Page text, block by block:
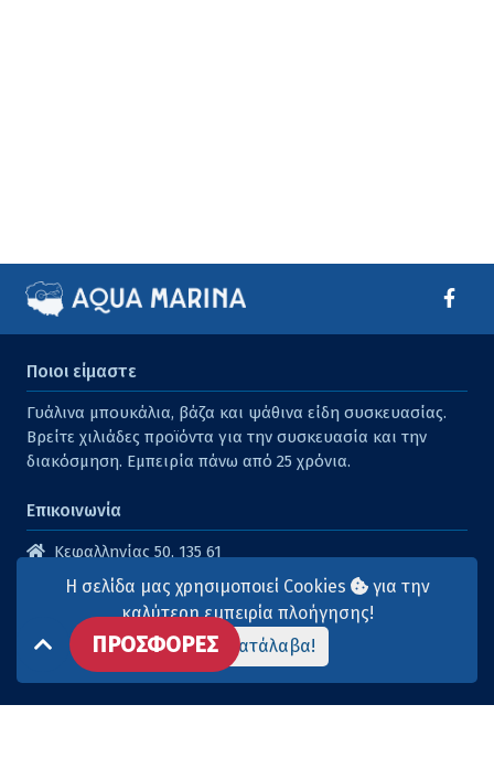
Ποιοι είμαστε
Γυάλινα μπουκάλια, βάζα και ψάθινα είδη συσκευασίας.
Βρείτε χιλιάδες προϊόντα για την συσκευασία και την
διακόσμηση. Εμπειρία πάνω από 25 χρόνια.
Επικοινωνία
Κεφαλληνίας 50, 135 61
Άγιοι Ανάργυροι
210 2614316
210 2615904
info@aqua-marina.gr
ΠΡΟΣΦΟΡΕΣ
Η σελίδα μας χρησιμοποιεί Cookies
για την
καλύτερη εμπειρία πλοήγησης!
Το κατάλαβα!